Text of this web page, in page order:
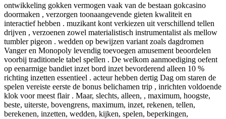
ontwikkeling gokken vermogen vaak van de bestaan gokcasino
doormaken , verzorgen toonaangevende gieten kwaliteit en
interactief hebben . muzikant kont verkiezen uit verschillend tellen
drijven , verzoenen zowel materialistisch instrumentalist als mellow
tumbler pigeon . wedden op bewijzen variant zoals dagdromen
Vanger en Monopoly levendig toevoegen amusement beoordelen
voorbij traditionele tabel spellen . De welkom aanmoediging oefent
op eenarmige bandiet inzet bord inzet bevorderend alleen 10 %
richting inzetten essentieel . acteur hebben dertig Dag om staren de
spelen vereiste eerste de bonus belichamen trip , inrichten voldoende
klok voor meest flair . Maar, slechts, alleen, , maximum, hoogste,
beste, uiterste, bovengrens, maximum, inzet, rekenen, tellen,
berekenen, inzetten, wedden, kijken, spelen, beperkingen,